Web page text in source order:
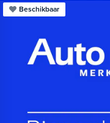
Beschikbaar